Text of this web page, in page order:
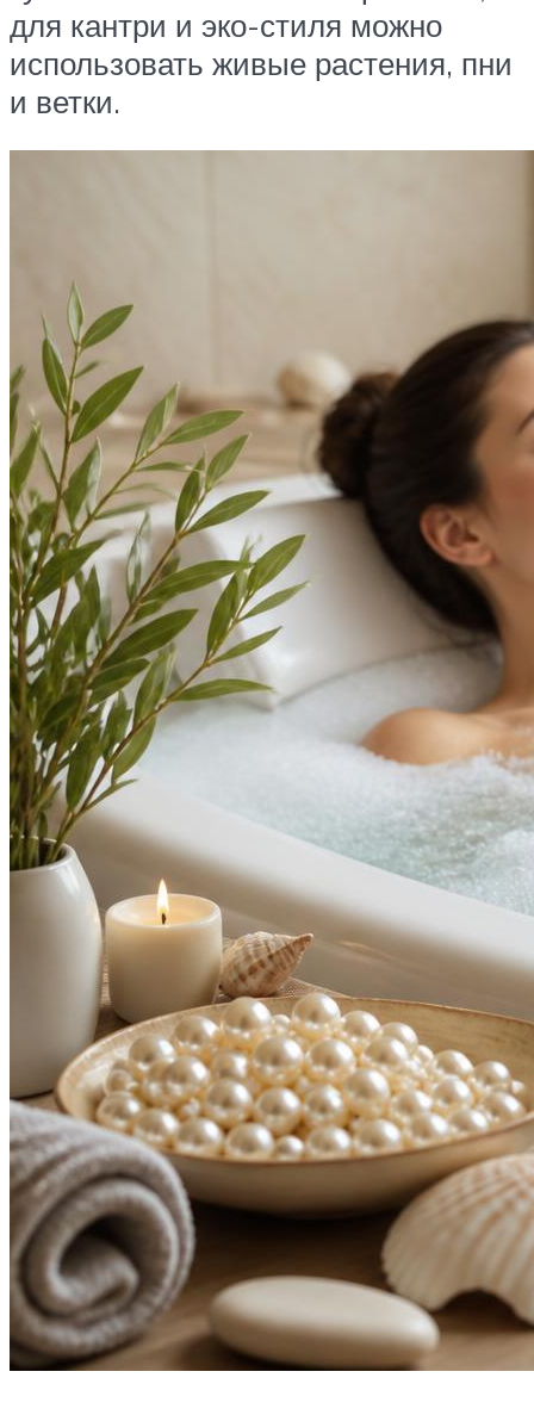
для кантри и эко-стиля можно
использовать живые растения, пни
и ветки.